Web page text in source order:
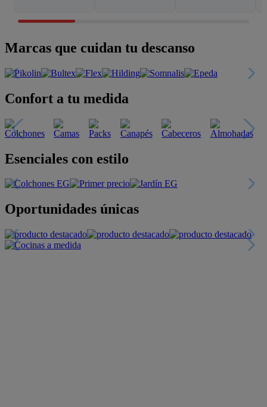
Marcas que cuidan tu descanso
Confort a tu medida
Esenciales con estilo
Oportunidades únicas